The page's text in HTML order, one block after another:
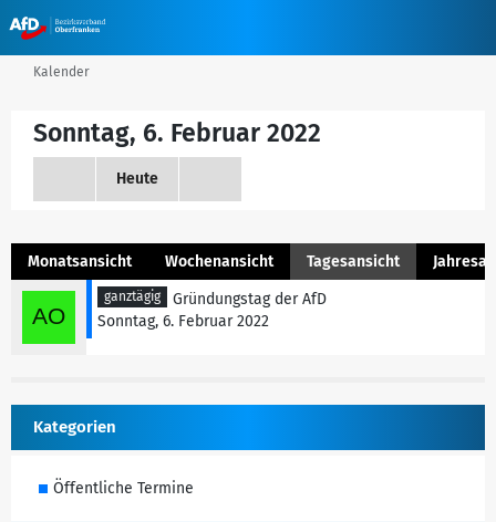
Kalender
Sonntag, 6. Februar 2022
Heute
Monatsansicht Wochenansicht Tagesansicht
ganztägig
Gründungstag der AfD
Sonntag, 6. Februar 2022
Kategorien
Öffentliche Termine